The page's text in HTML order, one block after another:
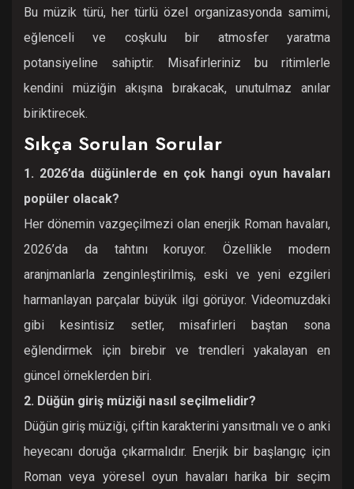
Bu müzik türü, her türlü özel organizasyonda samimi,
eğlenceli ve coşkulu bir atmosfer yaratma
potansiyeline sahiptir. Misafirleriniz bu ritimlerle
kendini müziğin akışına bırakacak, unutulmaz anılar
biriktirecek.
Sıkça Sorulan Sorular
1. 2026’da düğünlerde en çok hangi oyun havaları
popüler olacak?
Her dönemin vazgeçilmezi olan enerjik Roman havaları,
2026’da da tahtını koruyor. Özellikle modern
aranjmanlarla zenginleştirilmiş, eski ve yeni ezgileri
harmanlayan parçalar büyük ilgi görüyor. Videomuzdaki
gibi kesintisiz setler, misafirleri baştan sona
eğlendirmek için birebir ve trendleri yakalayan en
güncel örneklerden biri.
2. Düğün giriş müziği nasıl seçilmelidir?
Düğün giriş müziği, çiftin karakterini yansıtmalı ve o anki
heyecanı doruğa çıkarmalıdır. Enerjik bir başlangıç için
Roman veya yöresel oyun havaları harika bir seçim